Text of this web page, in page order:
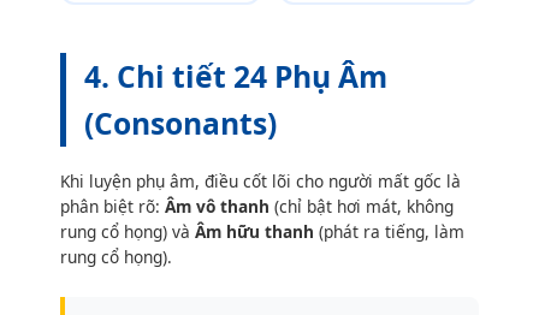
4. Chi tiết 24 Phụ Âm
(Consonants)
Khi luyện phụ âm, điều cốt lõi cho người mất gốc là
phân biệt rõ: Âm vô thanh (chỉ bật hơi mát, không
rung cổ họng) và Âm hữu thanh (phát ra tiếng, làm
rung cổ họng).